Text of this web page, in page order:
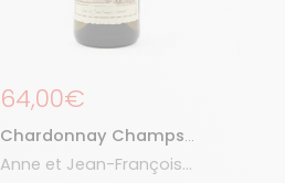
Prix régulier
64,00€
Chardonnay Champs
Poids 2021
Anne et Jean-François